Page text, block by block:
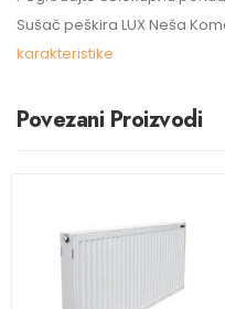
Sušač peškira LUX Neša
karakteristike
Povezani Proizvodi